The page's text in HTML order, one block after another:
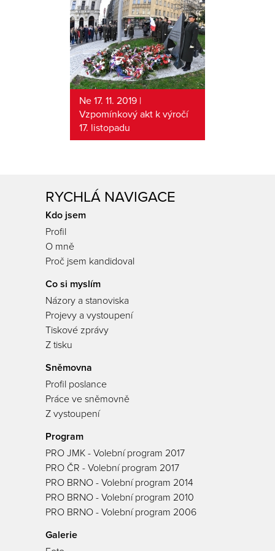
Ne 17. 11. 2019 |
Vzpomínkový akt k výročí
17. listopadu
RYCHLÁ NAVIGACE
Kdo jsem
Profil
O mně
Proč jsem kandidoval
Co si myslím
Názory a stanoviska
Projevy a vystoupení
Tiskové zprávy
Z tisku
Sněmovna
Profil poslance
Práce ve sněmovně
Z vystoupení
Program
PRO JMK - Volební program 2017
PRO ČR - Volební program 2017
PRO BRNO - Volební program 2014
PRO BRNO - Volební program 2010
PRO BRNO - Volební program 2006
Galerie